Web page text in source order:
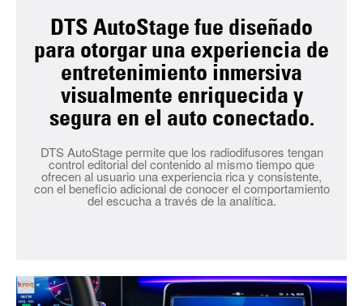
DTS AutoStage fue diseñado
para otorgar una experiencia de
entretenimiento inmersiva
visualmente enriquecida y
segura en el auto conectado.
DTS AutoStage permite que los radiodifusores tengan
control editorial del contenido al mismo tiempo que
ofrecen al usuario una experiencia rica y consistente,
con el beneficio adicional de conocer el comportamiento
del escucha a través de la analítica.